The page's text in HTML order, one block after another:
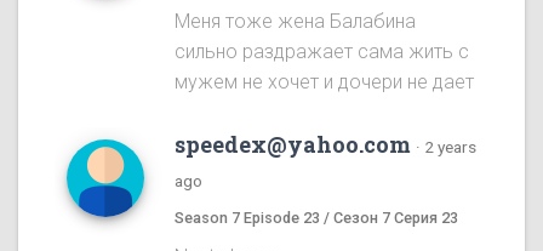
Меня тоже жена Балабина
сильно раздражает сама жить с
мужем не хочет и дочери не дает
speedex@yahoo.com · 2 years
ago
Season 7 Episode 23 / Сезон 7 Серия 23